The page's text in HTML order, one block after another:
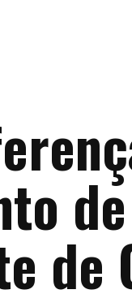
de